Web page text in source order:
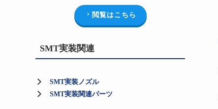
閲覧はこちら
SMT実装関連
SMT実装ノズル
SMT実装関連パーツ